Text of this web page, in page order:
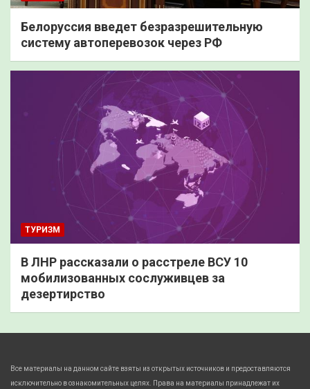
Белоруссия введет безразрешительную
систему автоперевозок через РФ
ТУРИЗМ
В ЛНР рассказали о расстреле ВСУ 10
мобилизованных сослуживцев за
дезертирство
Все материалы на данном сайте взяты из открытых источников и предоставляются
исключительно в ознакомительных целях. Права на материалы принадлежат их